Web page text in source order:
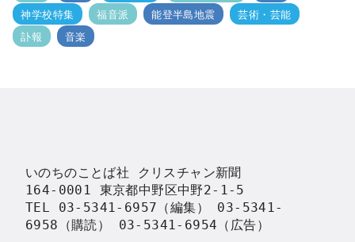
神学校特集
福音派 能登半島地震
芸術・芸能
訃報
音楽
いのちのことば社 クリスチャン新聞
164-0001 東京都中野区中野2-1-5
TEL 03-5341-6957（編集） 03-5341-
6958（購読） 03-5341-6954（広告）